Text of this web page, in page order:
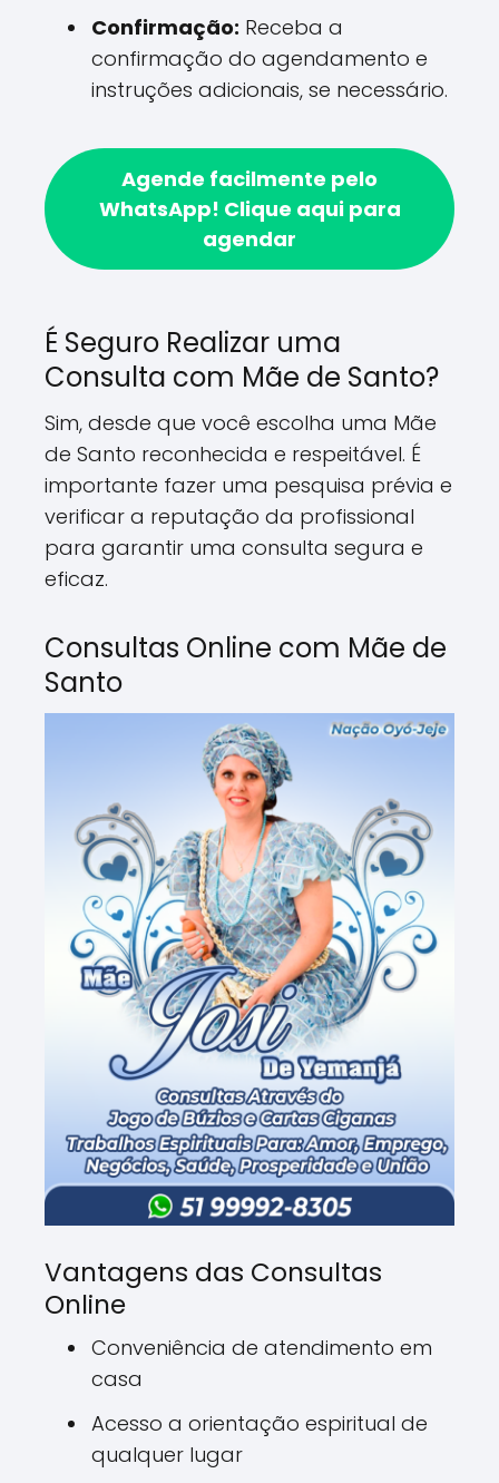
Confirmação: Receba a
confirmação do agendamento e
instruções adicionais, se necessário.
Agende facilmente pelo
WhatsApp! Clique aqui para
agendar
É Seguro Realizar uma
Consulta com Mãe de Santo?
Sim, desde que você escolha uma Mãe
de Santo reconhecida e respeitável. É
importante fazer uma pesquisa prévia e
verificar a reputação da profissional
para garantir uma consulta segura e
eficaz.
Consultas Online com Mãe de
Santo
Vantagens das Consultas
Online
Conveniência de atendimento em
casa
Acesso a orientação espiritual de
qualquer lugar